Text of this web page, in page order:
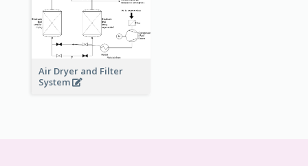
Air Dryer and Filter
System